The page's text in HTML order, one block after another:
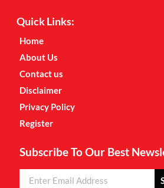
Quick Links:
Home
About Us
Contact us
Disclaimer
Privacy Policy
Register
Subscribe To Our Best